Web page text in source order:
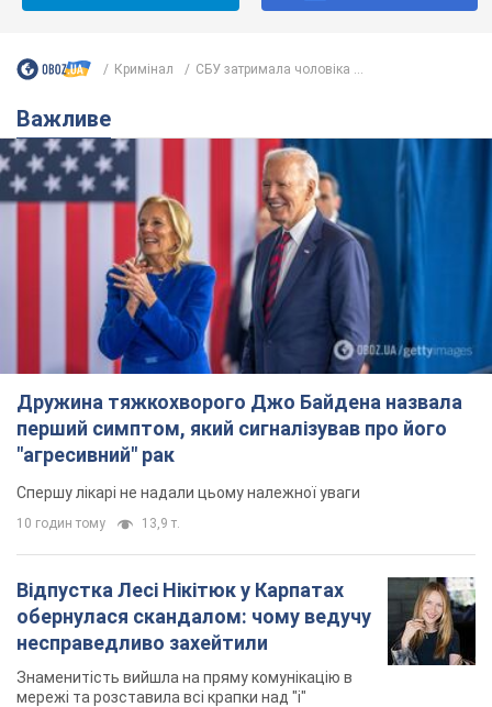
Кримінал СБУ затримала чоловіка ...
Важливе
Дружина тяжкохворого Джо Байдена назвала
перший симптом, який сигналізував про його
"агресивний" рак
Спершу лікарі не надали цьому належної уваги
10 годин тому 13,9 т.
Відпустка Лесі Нікітюк у Карпатах
обернулася скандалом: чому ведучу
несправедливо захейтили
Знаменитість вийшла на пряму комунікацію в
мережі та розставила всі крапки над "і"